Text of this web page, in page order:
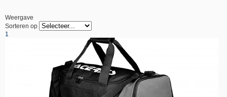
Weergave
Sorteren op
1